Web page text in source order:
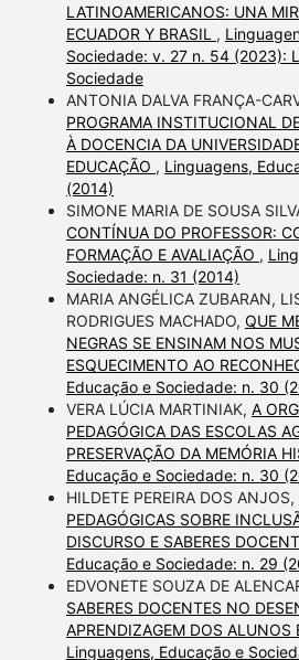
LATINOAMERICANOS: UNA
ECUADOR Y BRASIL ,
Sociedade: v. 27 n. 54 (2023):
Sociedade
ANTONIA DALVA FRANÇA-
PROGRAMA INSTITUCIONAL
À DOCENCIA DA
EDUCAÇÃO , Linguagens,
(2014)
SIMONE MARIA DE SOUSA
CONTÍNUA DO PROFESSOR:
FORMAÇÃO E AVALIAÇÃO ,
Sociedade: n. 31 (2014)
MARIA ANGÉLICA ZUBARAN,
RODRIGUES MACHADO, QUE
NEGRAS SE ENSINAM NOS
ESQUECIMENTO AO
Educação e Sociedade: n. 30
VERA LÚCIA MARTINIAK, A
PEDAGÓGICA DAS ESCOLAS
PRESERVAÇÃO DA MEMÓRIA
Educação e Sociedade: n. 30
HILDETE PEREIRA DOS ANJOS,
PEDAGÓGICAS SOBRE
DISCURSO E SABERES
Educação e Sociedade: n. 29
EDVONETE SOUZA DE
SABERES DOCENTES NO
APRENDIZAGEM DOS ALUNOS
Linguagens, Educação e